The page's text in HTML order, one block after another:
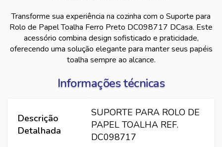
Transforme sua experiência na cozinha com o Suporte para
Rolo de Papel Toalha Ferro Preto DC098717 DCasa. Este
acessório combina design sofisticado e praticidade,
oferecendo uma solução elegante para manter seus papéis
toalha sempre ao alcance.
Informações técnicas
Descrição
Detalhada
SUPORTE PARA ROLO DE
PAPEL TOALHA REF.
DC098717